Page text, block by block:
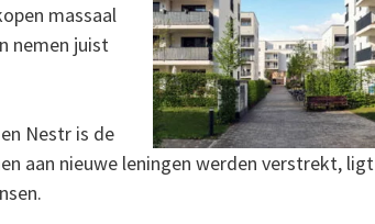
massaal
nemen juist
Nestr is de
aan nieuwe leningen werden verstrekt, ligt